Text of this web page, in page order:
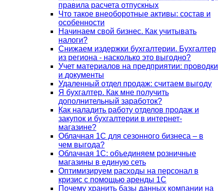
правила расчета отпускных
Что такое внеоборотные активы: состав и
особенности
Начинаем свой бизнес. Как учитывать
налоги?
Снижаем издержки бухгалтерии. Бухгалтер
из региона - насколько это выгодно?
Учет материалов на предприятии: проводки
и документы
Удаленный отдел продаж: считаем выгоду
Я бухгалтер. Как мне получить
дополнительный заработок?
Как наладить работу отделов продаж и
закупок и бухгалтерии в интернет-
магазине?
Облачная 1С для сезонного бизнеса – в
чем выгода?
Облачная 1С: объединяем розничные
магазины в единую сеть
Оптимизируем расходы на персонал в
кризис с помощью аренды 1С
Почему хранить базы данных компании на